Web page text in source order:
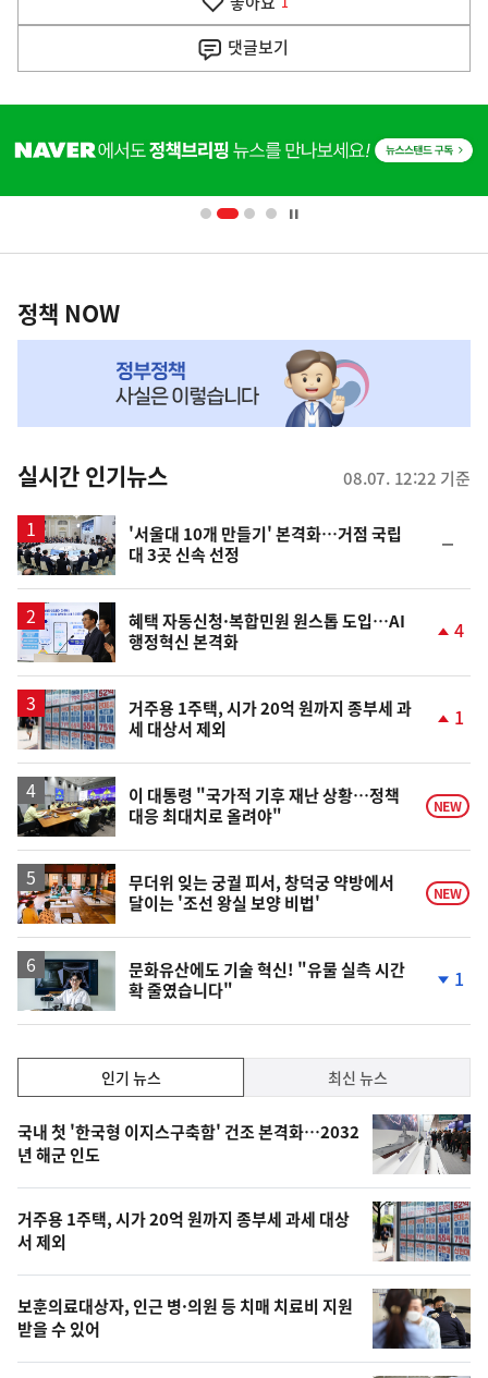
댓글보기
단
영
책
NOW,
뉴
스
정책 NOW
실시간 인기뉴스 08.07. 12:22 기준
'서울대 10개 만들기' 본격화…거점 국립
대 3곳 신속 선정
일
혜택 자동신청·복합민원 원스톱 도입…AI
행정혁신 본격화
상
4
거주용 1주택, 시가 20억 원까지 종부세 과
세 대상서 제외
상
승
1
이 대통령 "국가적 기후 재난 상황…정책
대응 최대치로 올려야"
NEW
무더위 잊는 궁궐 피서, 창덕궁 약방에서
달이는 '조선 왕실 보양 비법'
NEW
문화유산에도 기술 혁신! "유물 실측 시간
확 줄였습니다"
하
락
1
기,
최
신,
오
늘
의
영
상
인기 뉴스 최신 뉴스
기
뉴
스
국내 첫 '한국형 이지스구축함' 건조 본격화…2032
년 해군 인도
거주용 1주택, 시가 20억 원까지 종부세 과세 대상
서 제외
보훈의료대상자, 인근 병·의원 등 치매 치료비 지원
받을 수 있어